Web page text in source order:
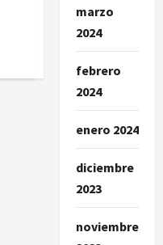
marzo
2024
febrero
2024
enero 2024
diciembre
2023
noviembre